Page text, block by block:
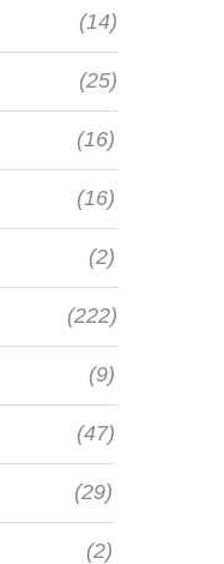
(14)
(25)
(16)
(16)
(2)
(222)
(9)
(47)
(29)
(2)